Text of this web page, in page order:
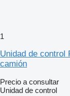
1
Unidad de control
camión
Precio a consultar
Unidad de control